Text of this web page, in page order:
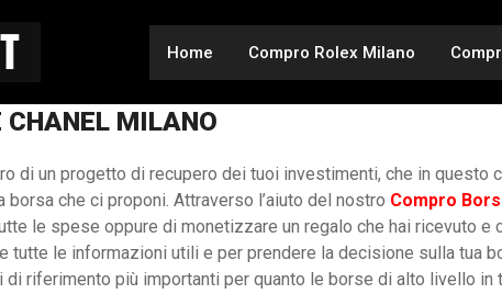
Home Compro Rolex Milano
CHANEL MILANO
di un progetto di recupero dei tuoi investimenti, che in questo
che ci proponi. Attraverso l’aiuto del nostro Compro
le spese oppure di monetizzare un regalo che hai ricevuto e
tutte le informazioni utili e per prendere la decisione sulla tua
di riferimento più importanti per quanto le borse di alto livello in